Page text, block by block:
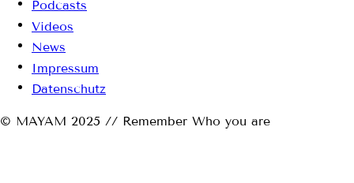
Podcasts
Videos
News
Impressum
Datenschutz
© MAYAM 2025 // Remember Who you are